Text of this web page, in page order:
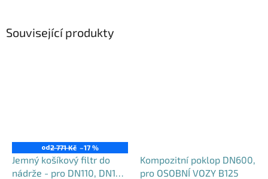
Související produkty
od2 771 Kč –17 %
Jemný košíkový filtr do
nádrže - pro DN110, DN125
Kompozitní poklop DN600,
pro OSOBNÍ VOZY B125